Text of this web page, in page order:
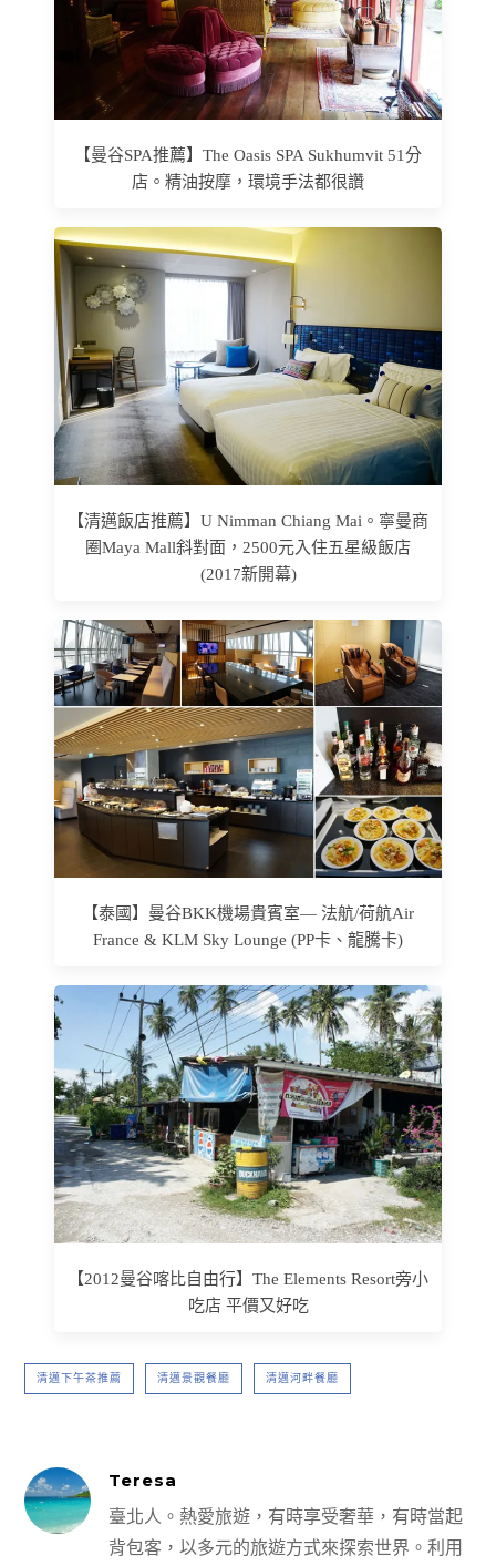
【曼谷SPA推薦】The Oasis SPA Sukhumvit 51分
店。精油按摩，環境手法都很讚
【清邁飯店推薦】U Nimman Chiang Mai。寧曼商
圈Maya Mall斜對面，2500元入住五星級飯店
(2017新開幕)
【泰國】曼谷BKK機場貴賓室— 法航/荷航Air
France & KLM Sky Lounge (PP卡、龍騰卡)
【2012曼谷喀比自由行】The Elements Resort旁小
吃店 平價又好吃
清邁下午茶推薦 清邁景觀餐廳 清邁河畔餐廳
Teresa
臺北人。熱愛旅遊，有時享受奢華，有時當起
背包客，以多元的旅遊方式來探索世界。利用